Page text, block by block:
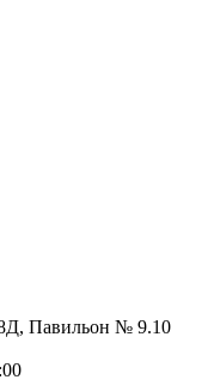
Павильон № 9.10